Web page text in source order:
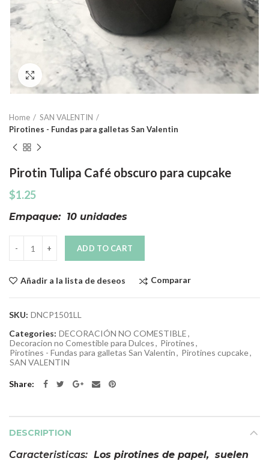
Click to enlarge
Home
SAN VALENTIN
Pirotines - Fundas para galletas San Valentin
Pirotin Tulipa Café obscuro para cupcake
$1.25
Empaque: 10 unidades
ADD TO CART
Añadir a la lista de deseos Comparar
SKU: DNCP1501LL
Categories: DECORACIÓN NO COMESTIBLE,
Decoracion no Comestible para Dulces, Pirotines,
Pirotines - Fundas para galletas San Valentin, Pirotines cupcake,
SAN VALENTIN
Share
DESCRIPTION
Caracteristicas: Los pirotines de papel, suelen